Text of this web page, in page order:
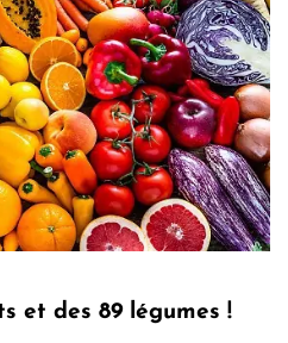
et des 89 légumes !